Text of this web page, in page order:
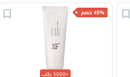
45% خصم
+5000 طلب